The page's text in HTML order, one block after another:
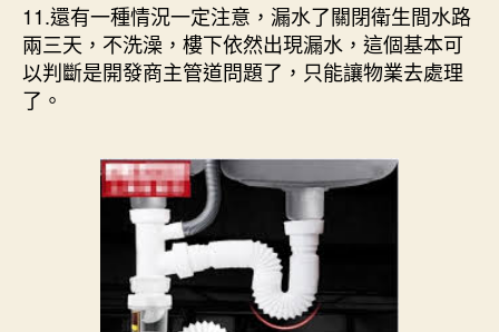
11.還有一種情況一定注意，漏水了關閉衛生間水路
兩三天，不洗澡，樓下依然出現漏水，這個基本可
以判斷是開發商主管道問題了，只能讓物業去處理
了。